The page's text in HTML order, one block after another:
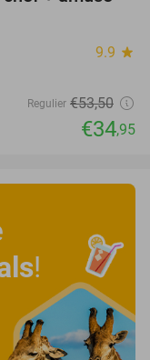
9.9 star
Regulier €53,50
€34,95
!